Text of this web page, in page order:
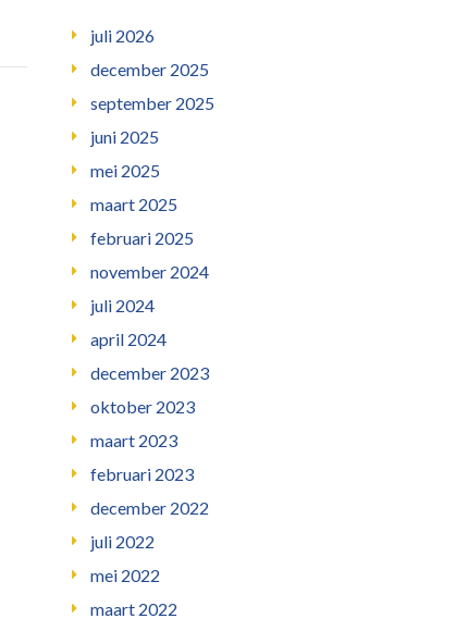
juli 2026
december 2025
september 2025
juni 2025
mei 2025
maart 2025
februari 2025
november 2024
juli 2024
april 2024
december 2023
oktober 2023
maart 2023
februari 2023
december 2022
juli 2022
mei 2022
maart 2022